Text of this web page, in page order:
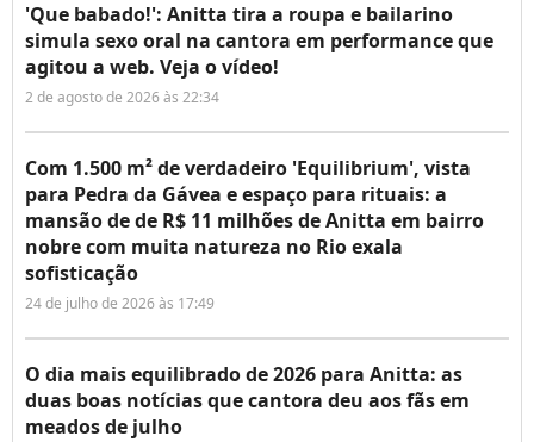
'Que babado!': Anitta tira a roupa e bailarino
simula sexo oral na cantora em performance que
agitou a web. Veja o vídeo!
2 de agosto de 2026 às 22:34
Com 1.500 m² de verdadeiro 'Equilibrium', vista
para Pedra da Gávea e espaço para rituais: a
mansão de de R$ 11 milhões de Anitta em bairro
nobre com muita natureza no Rio exala
sofisticação
24 de julho de 2026 às 17:49
O dia mais equilibrado de 2026 para Anitta: as
duas boas notícias que cantora deu aos fãs em
meados de julho